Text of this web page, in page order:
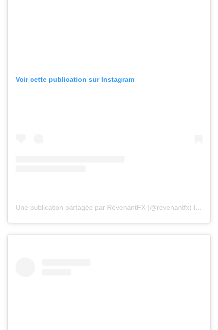
Voir cette publication sur Instagram
Une publication partagée par RevenantFX (@revenantfx) le